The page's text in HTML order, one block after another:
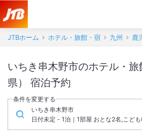
JTBホーム ホテル・旅館・宿 九州 鹿
いちき串木野市のホテル・
県） 宿泊予約
条件を変更する
いちき串木野市
日付未定 - 1泊｜1部屋 おとな2名,こど